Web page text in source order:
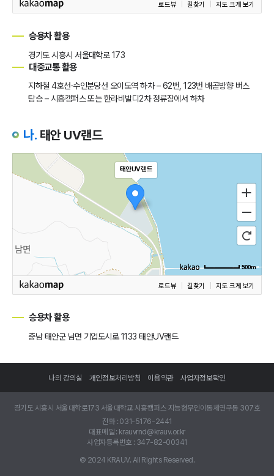
로드뷰 길찾기 지도 크게 보기
승용차 활용
경기도 시흥시 서울대학로 173
대중교통 활용
지하철 4호선·수인분당선 오이도역 하차 – 62번, 123번 배곧방향 버스
탐승 – 시흥캠퍼스 또는 한라비발디2차 정류장에서 하차
나. 태안 UV랜드
태안UV랜드
500m
로드뷰 길찾기 지도 크게 보기
승용차 활용
충남 태안군 남면 기업도시로 1133 태안UV랜드
나의 강의실 개인정보처리방침 이용약관 사업자정보확인
경기도 시흥시 서울대학로173 서울대학교 시흥캠퍼스 지능형무인이동체연구동 307호
전화 : 031-5176-2441
대표메일 : krauvrnd@krauv.or.kr
사업자등록번호 : 347-82-00341
© 2024 KRAUV. All Rights Reserved.